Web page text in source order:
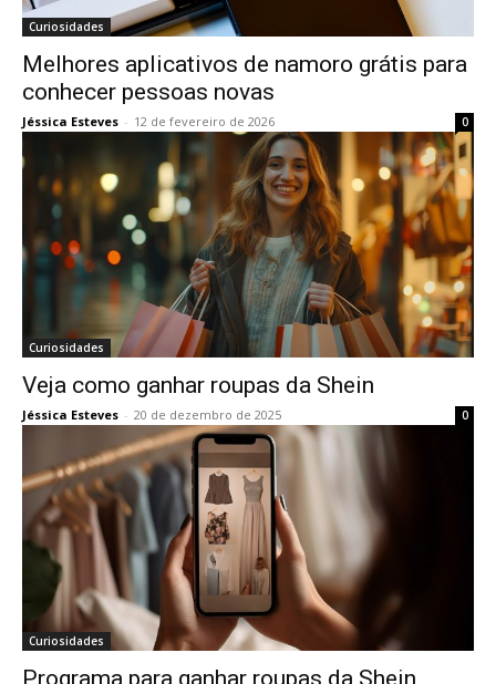
Curiosidades
Melhores aplicativos de namoro grátis para
conhecer pessoas novas
Jéssica Esteves - 12 de fevereiro de 2026 0
Curiosidades
Veja como ganhar roupas da Shein
Jéssica Esteves - 20 de dezembro de 2025 0
Curiosidades
Programa para ganhar roupas da Shein